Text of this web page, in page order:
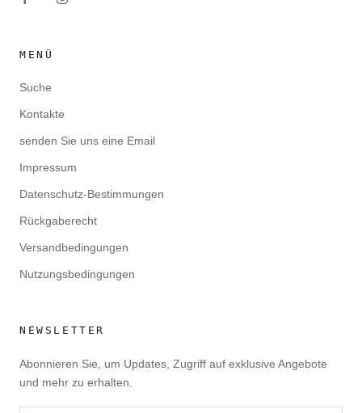
MENÜ
Suche
Kontakte
senden Sie uns eine Email
Impressum
Datenschutz-Bestimmungen
Rückgaberecht
Versandbedingungen
Nutzungsbedingungen
NEWSLETTER
Abonnieren Sie, um Updates, Zugriff auf exklusive Angebote
und mehr zu erhalten.